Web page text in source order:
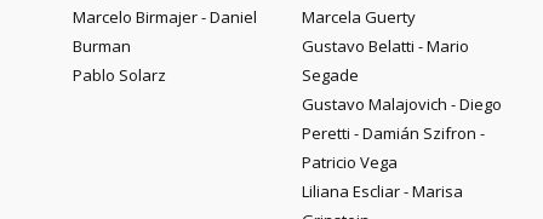
Marcelo Birmajer - Daniel
Burman
Pablo Solarz
Marcela Guerty
Gustavo Belatti - Mario
Segade
Gustavo Malajovich - Diego
Peretti - Damián Szifron -
Patricio Vega
Liliana Escliar - Marisa